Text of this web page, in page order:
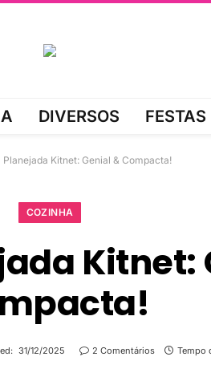
DIVERSOS FESTAS
Planejada Kitnet: Genial & Compacta!
COZINHA
Kitnet:
31/12/2025 2 Comentários Tempo